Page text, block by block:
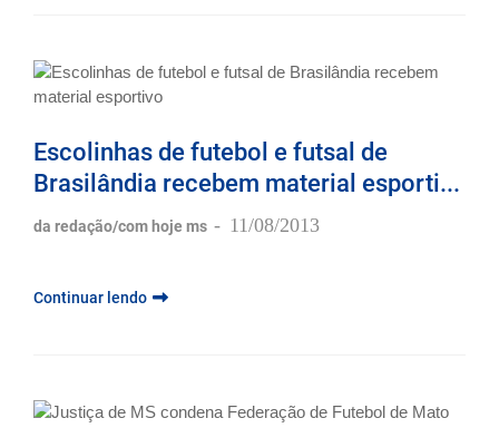
Escolinhas de futebol e futsal de
Brasilândia recebem material esporti...
da redação/com hoje ms - 11/08/2013
Continuar lendo